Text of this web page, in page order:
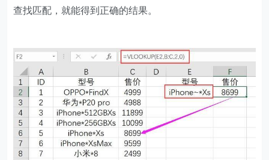
查找匹配，就能得到正确的结果。